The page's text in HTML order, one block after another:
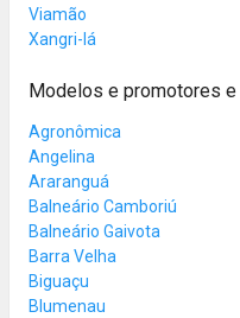
Viamão
Xangri-lá
Modelos e promotores e
Agronômica
Angelina
Araranguá
Balneário Camboriú
Balneário Gaivota
Barra Velha
Biguaçu
Blumenau